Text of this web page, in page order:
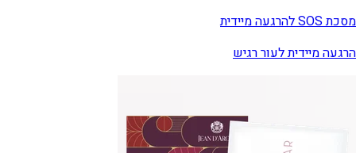
מסכת SOS להרגעה מיידית
הרגעה מיידית לעור רגיש